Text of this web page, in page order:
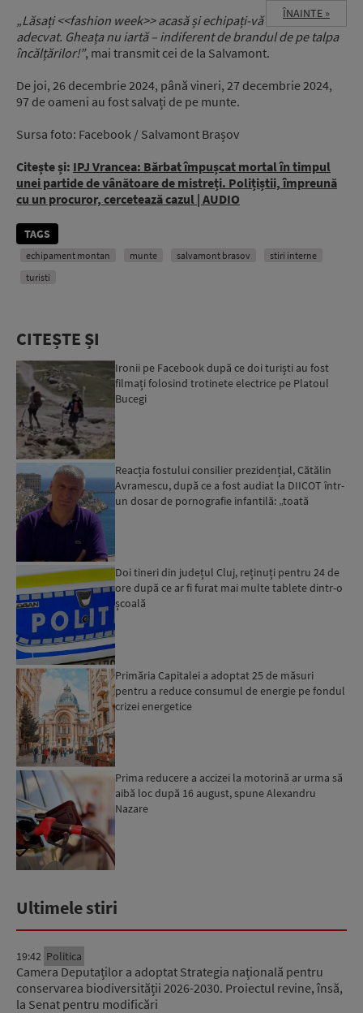
ÎNAINTE »
„Lăsați <<fashion week>> acasă și echipați-vă
adecvat. Gheața nu iartă – indiferent de brandul de pe talpa
încălțărilor!”, mai transmit cei de la Salvamont.
De joi, 26 decembrie 2024, până vineri, 27 decembrie 2024,
97 de oameni au fost salvați de pe munte.
Sursa foto: Facebook / Salvamont Brașov
Citește și: IPJ Vrancea: Bărbat împușcat mortal în timpul
unei partide de vânătoare de mistreți. Polițiștii, împreună
cu un procuror, cercetează cazul | AUDIO
TAGS
echipament montan munte salvamont brasov
stiri interne
turisti
CITEȘTE ȘI
Ironii pe Facebook după ce doi turiști au fost
filmați folosind trotinete electrice pe Platoul
Bucegi
Reacția fostului consilier prezidențial, Cătălin
Avramescu, după ce a fost audiat la DIICOT într-
un dosar de pornografie infantilă: „toată
Doi tineri din județul Cluj, reținuți pentru 24 de
ore după ce ar fi furat mai multe tablete dintr-o
școală
Primăria Capitalei a adoptat 25 de măsuri
pentru a reduce consumul de energie pe fondul
crizei energetice
Prima reducere a accizei la motorină ar urma să
aibă loc după 16 august, spune Alexandru
Nazare
Ultimele stiri
19:42 Politica
Camera Deputaților a adoptat Strategia națională pentru
conservarea biodiversității 2026-2030. Proiectul revine, însă,
la Senat pentru modificări